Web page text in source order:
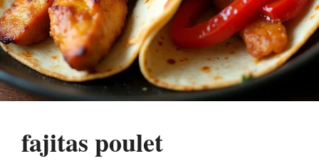
fajitas poulet